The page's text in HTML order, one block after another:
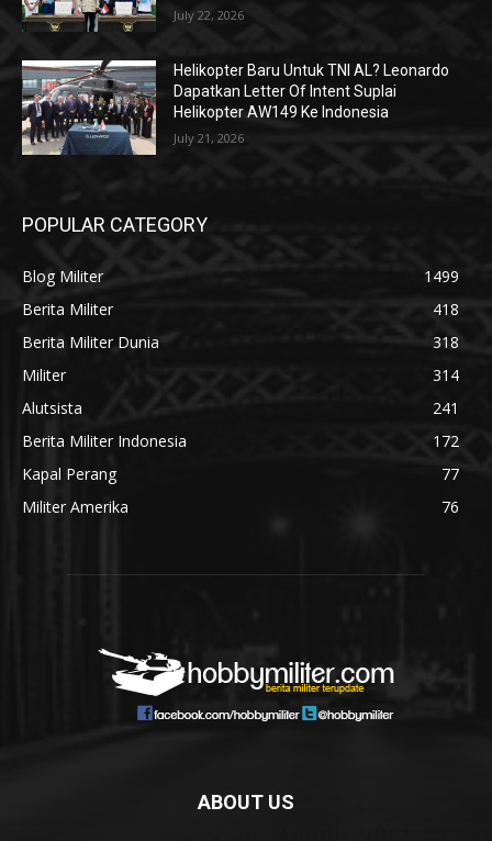
July 22, 2026
Helikopter Baru Untuk TNI AL? Leonardo
Dapatkan Letter Of Intent Suplai
Helikopter AW149 Ke Indonesia
July 21, 2026
POPULAR CATEGORY
Blog Militer
1499
Berita Militer
418
Berita Militer Dunia
318
Militer
314
Alutsista
241
Berita Militer Indonesia
172
Kapal Perang
77
Militer Amerika
76
ABOUT US